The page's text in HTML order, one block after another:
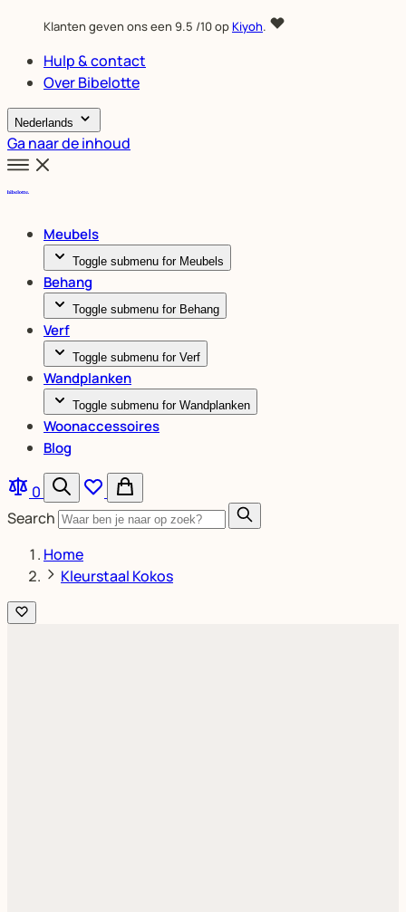
Klanten geven ons een 9.5 /10 opKiyoh.
Hulp & contact
Over Bibelotte
Nederlands
Ga naar de inhoud
Meubels
Toggle submenu for Meubels
Behang
Toggle submenu for Behang
Verf
Toggle submenu for Verf
Wandplanken
Toggle submenu for Wandplanken
Woonaccessoires
Blog
0
Search
Home
Kleurstaal Kokos